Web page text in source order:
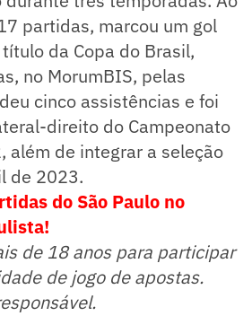
partidas, marcou um gol
da Copa do Brasil,
no MorumBIS, pelas
cinco assistências e foi
direito do Campeonato
além de integrar a seleção
de 2023.
do São Paulo no
de 18 anos para participar
de jogo de apostas.